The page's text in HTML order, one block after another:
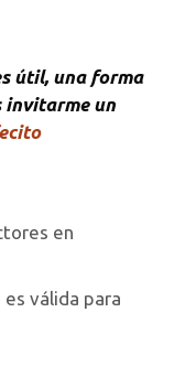
útil, una forma
invitarme un
en
válida para